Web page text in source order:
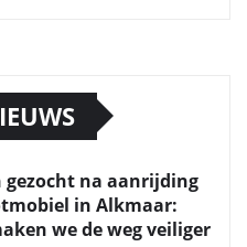
gezocht na aanrijding
in Alkmaar:
we de weg veiliger